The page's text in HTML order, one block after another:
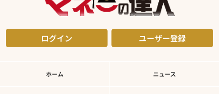
ログイン ユーザー登録
ホーム ニュース